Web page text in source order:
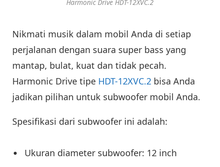
Harmonic Drive HDT-12XVC.2
Nikmati musik dalam mobil Anda di setiap
perjalanan dengan suara super bass yang
mantap, bulat, kuat dan tidak pecah.
Harmonic Drive tipe HDT-12XVC.2 bisa Anda
jadikan pilihan untuk subwoofer mobil Anda.
Spesifikasi dari subwoofer ini adalah:
Ukuran diameter subwoofer: 12 inch